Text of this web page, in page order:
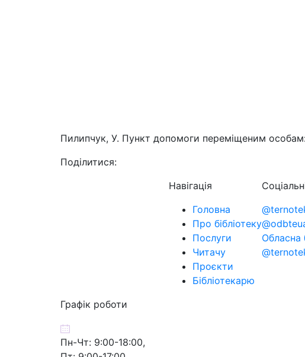
Пилипчук, У. Пункт допомоги переміщеним
Поділитися:
Навігація
Головна
Про бібліотеку
Послуги
Читачу
Проєкти
Бібліотекарю
Обласна
Графік роботи
Пн-Чт: 9:00-18:00,